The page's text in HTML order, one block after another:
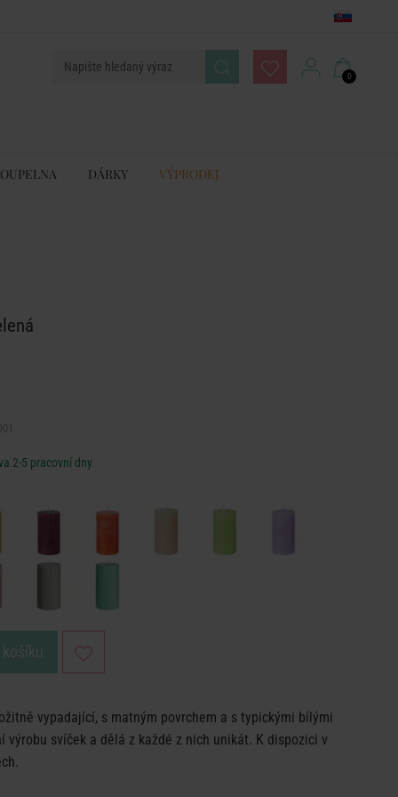
0
DÁRKY VÝPRODEJ
2-5 pracovní dny
vypadající, s matným povrchem a s typickými bílými
výrobu svíček a dělá z každé z nich unikát. K dispozici v